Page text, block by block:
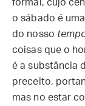
formal, cujo
o sábado é
do nosso
coisas que o
é a substância
preceito,
mas no estar